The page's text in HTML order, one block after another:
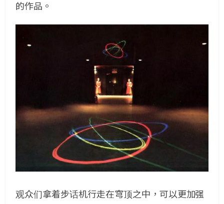
的作品。
观众们拿着步话机行走在穹顶之中，可以更加强